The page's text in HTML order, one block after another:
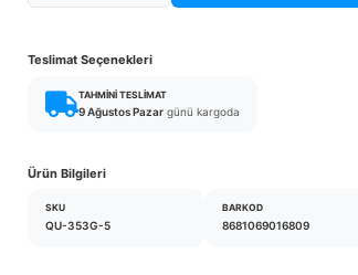
Teslimat Seçenekleri
TAHMINI TESLIMAT
9 Ağustos Pazar günü kargoda
Ürün Bilgileri
SKU
QU-353G-5
BARKOD
8681069016809